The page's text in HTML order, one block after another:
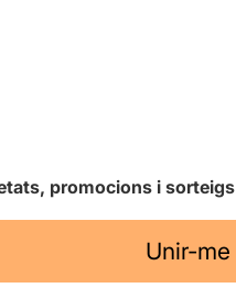
promocions i sorteigs
Unir-me